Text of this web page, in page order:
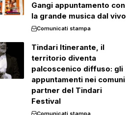
Gangi appuntamento con
la grande musica dal vivo
Comunicati stampa
Tindari Itinerante, il
territorio diventa
palcoscenico diffuso: gli
appuntamenti nei comuni
partner del Tindari
Festival
Comunicati stampa